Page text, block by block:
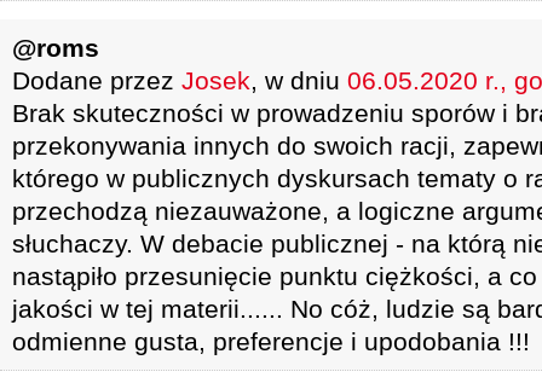
@roms
Dodane przez Josek, w dniu 06.05.2020 r.,
Brak skuteczności w prowadzeniu sporów i
przekonywania innych do swoich racji,
którego w publicznych dyskursach tematy o
przechodzą niezauważone, a logiczne
słuchaczy. W debacie publicznej - na którą
nastąpiło przesunięcie punktu ciężkości, a
jakości w tej materii...... No cóż, ludzie są
odmienne gusta, preferencje i upodobania !!!